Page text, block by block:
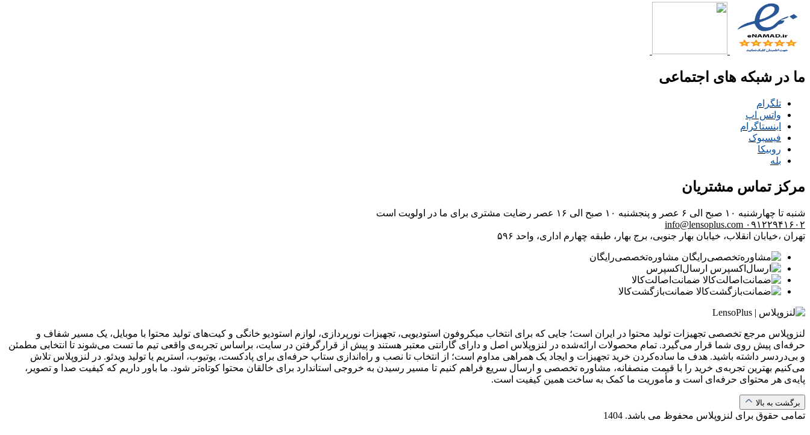
ما در شبکه های اجتماعی
تلگرام
واتس اپ
اینستاگرام
فیسبوک
روبیکا
بله
مرکز تماس مشتریان
شنبه تا چهارشنبه ۱۰ صبح الی ۶ عصر و پنجشنبه ۱۰ صبح الی ۱۶ عصر
رضایت مشتری برای ما در اولویت است
۰۹۱۲۲۹۴۱۶۰۲ info@lensoplus.com
تهران ،خیابان انقلاب، خیابان بهار جنوبی، برج بهار، طبقه چهارم اداری، واحد ۵۹۶
مشاوره‌تخصصی‌رایگان
ارسال‌اکسپرس
ضمانت‌اصالت‌کالا
ضمانت‌بازگشت‌کالا
لنزوپلاس مرجع تخصصی تجهیزات تولید محتوا در ایران است؛ جایی که برای انتخاب میکروفون استودیویی، تجهیزات نورپردازی، لوازم استودیو خانگی و کیت‌های تولید محتوا با موبایل، یک مسیر شفاف و
حرفه‌ای پیش روی شما قرار می‌گیرد. تمام محصولات ارائه‌شده در لنزوپلاس اصل و دارای گارانتی معتبر هستند و پیش از قرارگرفتن در سایت، براساس تجربه‌ی واقعی تیم ما تست می‌شوند تا انتخابی مطمئن
و بی‌دردسر داشته باشید. هدف ما ساده‌کردن خرید تجهیزات و ایجاد یک همراهی مداوم است؛ از انتخاب تا نصب و راه‌اندازی ستاپ حرفه‌ای برای پادکست، یوتیوب، استریم یا تولید ویدئو. در لنزوپلاس تلاش
می‌کنیم بهترین تجربه‌ی خرید را با قیمت منصفانه، مشاوره تخصصی و ارسال سریع فراهم کنیم تا مسیر رسیدن به خروجی استاندارد برای خالقان محتوا کوتاه‌تر شود. ما باور داریم که کیفیت صدا و تصویر،
پایه‌ی هر محتوای حرفه‌ای است و مأموریت ما کمک به ساخت همین کیفیت است.
برگشت به بالا
تمامی حقوق برای لنزوپلاس محفوظ می باشد. 1404